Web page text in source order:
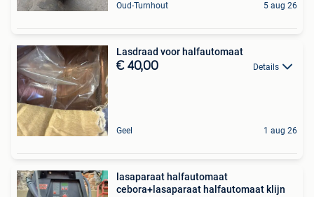
Oud-Turnhout 5 aug 26
Lasdraad voor halfautomaat
€ 40,00 Details
Geel 1 aug 26
lasaparaat halfautomaat
cebora+lasaparaat halfautomaat klijn